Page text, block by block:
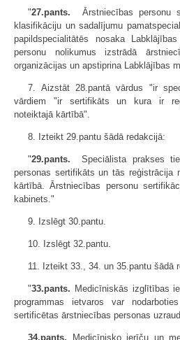
"27.pants. Ārstniecības personu
klasifikāciju un sadalījumu
papildspecialitātēs nosaka
personu nolikumus izstrādā
organizācijas un apstiprina Labklājības
7. Aizstāt 28.pantā vārdus "ir
vārdiem "ir sertifikāts un kura ir
noteiktajā kārtībā".
8. Izteikt 29.pantu šādā redakcijā:
"29.pants.
Speciālista prakses
personas sertifikāts un tās reģistrācija
kārtībā. Ārstniecības personu
kabinets."
9. Izslēgt 30.pantu.
10. Izslēgt 32.pantu.
11. Izteikt 33., 34. un 35.pantu šādā
"33.pants. Medicīniskās izglītības
programmas ietvaros var
sertificētas ārstniecības personas
34.pants. Medicīnisko ierīču un